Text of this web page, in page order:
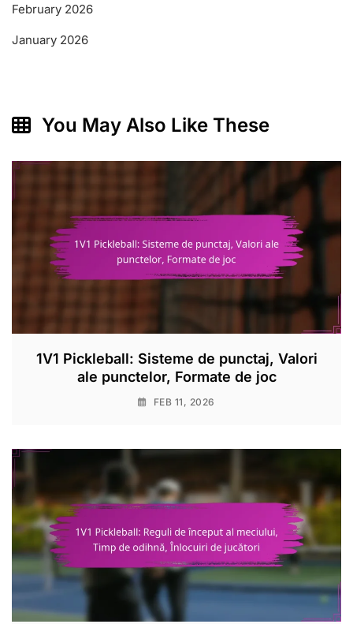
February 2026
January 2026
You May Also Like These
1V1 Pickleball: Sisteme de punctaj, Valori
ale punctelor, Formate de joc
FEB 11, 2026